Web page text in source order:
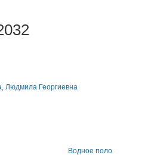
Людмила Георгиевна
Водное поло